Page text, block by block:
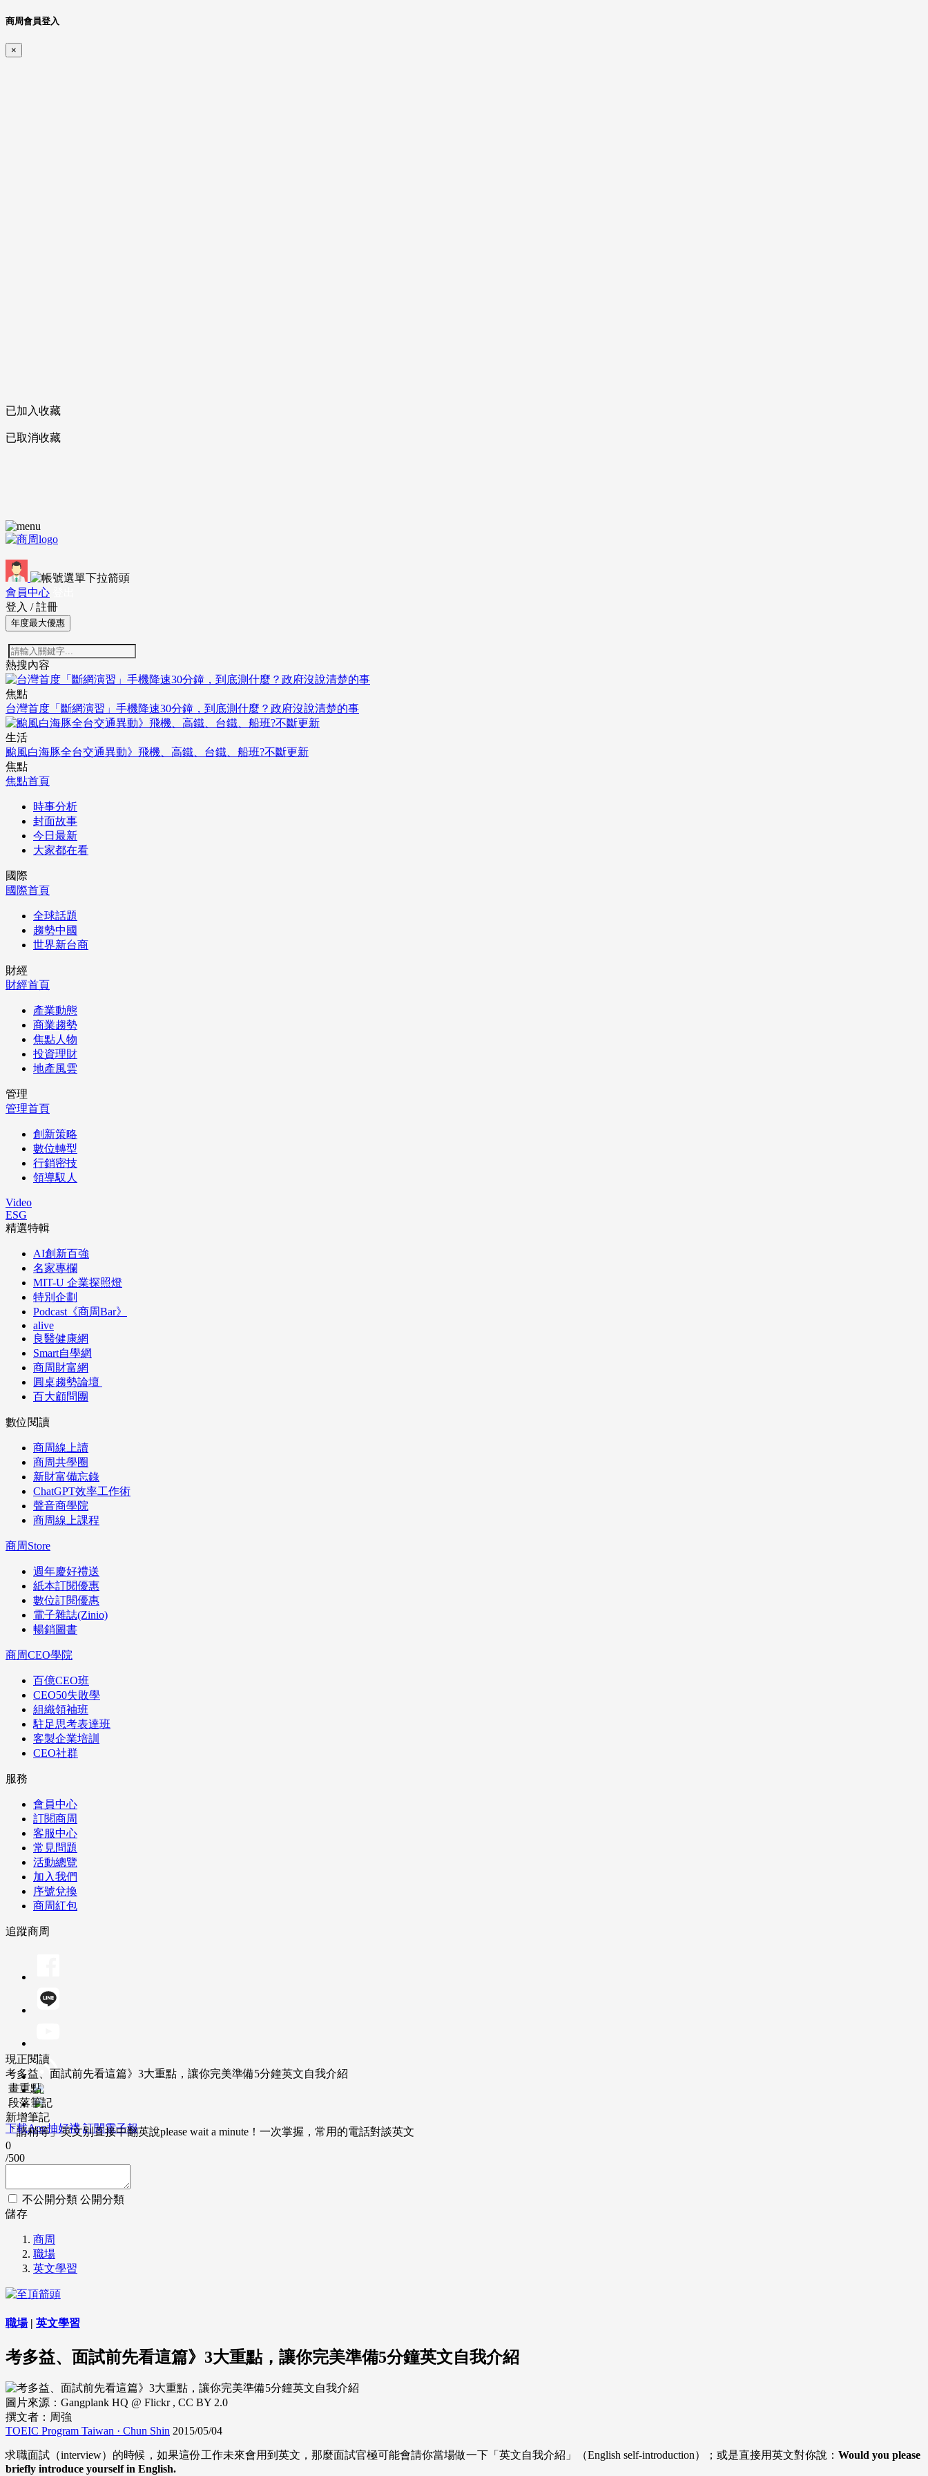
商周會員登入
×
已加入收藏
已取消收藏
會員中心
登入 / 註冊
年度最大優惠
熱搜內容
焦點
台灣首度「斷網演習」手機降速30分鐘，到底測什麼？政府沒說清楚的事
生活
颱風白海豚全台交通異動》飛機、高鐵、台鐵、船班?不斷更新
焦點
焦點首頁
時事分析
封面故事
今日最新
大家都在看
國際
國際首頁
全球話題
趨勢中國
世界新台商
財經
財經首頁
產業動態
商業趨勢
焦點人物
投資理財
地產風雲
管理
管理首頁
創新策略
數位轉型
行銷密技
領導馭人
Video
ESG
精選特輯
AI創新百強
名家專欄
MIT-U 企業探照燈
特別企劃
Podcast《商周Bar》
alive
良醫健康網
Smart自學網
商周財富網
圓桌趨勢論壇
百大顧問團
數位閱讀
商周線上讀
商周共學圈
新財富備忘錄
ChatGPT效率工作術
聲音商學院
商周線上課程
商周Store
週年慶好禮送
紙本訂閱優惠
數位訂閱優惠
電子雜誌(Zinio)
暢銷圖書
商周CEO學院
百億CEO班
CEO50失敗學
組織領袖班
駐足思考表達班
客製企業培訓
CEO社群
服務
會員中心
訂閱商周
客服中心
常見問題
活動總覽
加入我們
序號兌換
商周紅包
追蹤商周
下載App抽好禮 訂閱電子報
現正閱讀
考多益、面試前先看這篇》3大重點，讓你完美準備5分鐘英文自我介紹
畫重點
段落筆記
新增筆記
「請稍等」英文別直接中翻英說please wait a minute！一次掌握，常用的電話對談英文
0
/500
不公開分類 公開分類
儲存
商周
職場
英文學習
職場| 英文學習
考多益、面試前先看這篇》3大重點，讓你完美準備5分鐘英文自我介紹
圖片來源：Gangplank HQ @ Flickr , CC BY 2.0
撰文者：周強
TOEIC Program Taiwan · Chun Shin 2015/05/04
求職面試（interview）的時候，如果這份工作未來會用到英文，那麼面試官極可能會請你當場做一下「英文自我介紹」（English self-introduction）；或是直接用英文對你說： Would you please
briefly introduce yourself in English.